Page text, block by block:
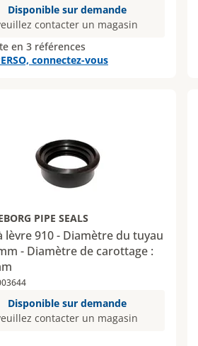
Disponible sur demande
contacter un magasin
en 3 références
connectez-vous
PIPE SEALS
lèvre 910 - Diamètre du tuyau
- Diamètre de carottage :
Disponible sur demande
contacter un magasin